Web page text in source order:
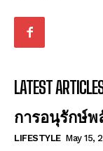
LATEST
การอนุรักษ์พ
LIFESTYLE May 15,